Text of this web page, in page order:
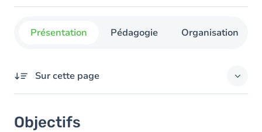
Présentation Pédagogie Organisation
Sur cette page
Contenu
Objectifs